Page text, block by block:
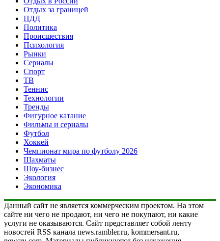
Отдых за границей
ПДД
Политика
Происшествия
Психология
Рынки
Сериалы
Спорт
ТВ
Теннис
Технологии
Тренды
Фигурное катание
Фильмы и сериалы
Футбол
Хоккей
Чемпионат мира по футболу 2026
Шахматы
Шоу-бизнес
Экология
Экономика
Данный сайт не является коммерческим проектом. На этом
сайте ни чего не продают, ни чего не покупают, ни какие
услуги не оказываются. Сайт представляет собой ленту
новостей RSS канала news.rambler.ru, kommersant.ru,